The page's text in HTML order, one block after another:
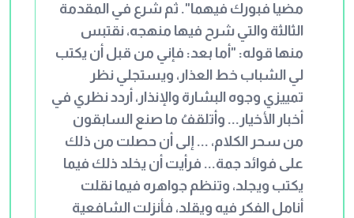
مضيا فبورك فيهما". ثم شرع في المقدمة
الثالثة والتي شرح فيها منهجه، نقتبس
منها قوله: "أما بعد: فإني من قبل أن يكتب
لي الشباب خط العذار، ويستجلي نظر
تمييزي وجوه البشارة والإنذار، أردد نظري في
أخبار الأخيار... وأتلقفُ ما صنع السابقون
من سحر الكلام، ... إلى أن حصلت من ذلك
على فوائد جمة... فرأيت أن يخلد ذلك فيما
يكتب ويجلد، وتنظم جواهره فيما نقلت
أنامل الفكر فيه ويقلد، فأنزلت الشافعية